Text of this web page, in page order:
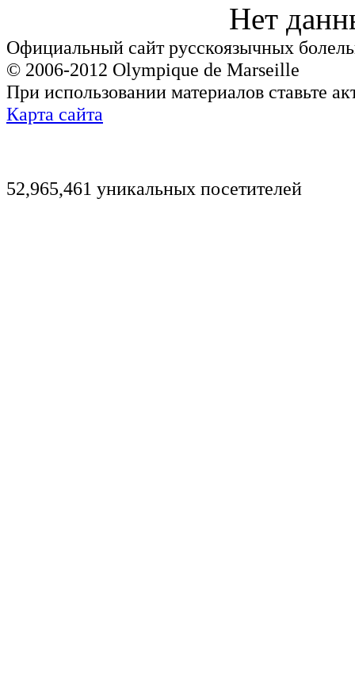
Нет
Официальный сайт русскоязычных
© 2006-2012 Olympique de Marseille
При использовании материалов ставьте
Карта сайта
52,965,461 уникальных посетителей